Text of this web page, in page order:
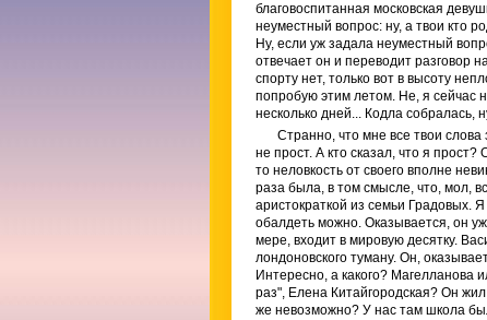
благовоспитанная московская
неуместный вопрос: ну, а твои кто
Ну, если уж задала неуместный
отвечает он и переводит разговор
спорту нет, только вот в высоту
попробую этим летом. Не, я сейчас
несколько дней... Кодла собралась,
Странно, что мне все твои
не прост. А кто сказал, что я
то неловкость от своего вполне
раза была, в том смысле, что, мол,
аристократкой из семьи Градовых.
обалдеть можно. Оказывается, он
мере, входит в мировую десятку.
лондоновского туману. Он,
Интересно, а какого? Магелланова
раз", Елена Китайгородская? Он
же невозможно? У нас там школа